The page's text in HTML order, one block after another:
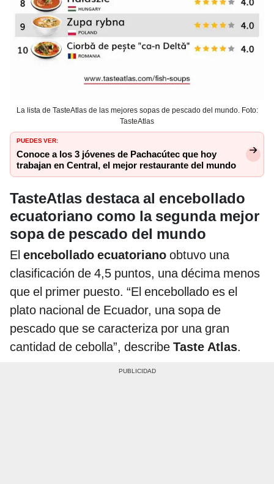
La lista de TasteAtlas de las mejores sopas de pescado del mundo. Foto:
TasteAtlas
PUEDES VER:
Conoce a los 3 jóvenes de Pachacútec que hoy
trabajan en Central, el mejor restaurante del mundo
TasteAtlas destaca al encebollado
ecuatoriano como la segunda mejor
sopa de pescado del mundo
El encebollado ecuatoriano obtuvo una
clasificación de 4,5 puntos, una décima menos
que el primer puesto. “El encebollado es el
plato nacional de Ecuador, una sopa de
pescado que se caracteriza por una gran
cantidad de cebolla”, describe Taste Atlas.